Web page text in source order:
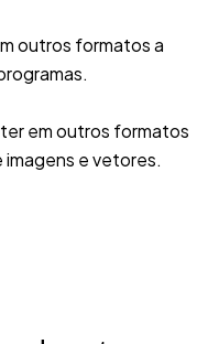
outros formatos a
em outros formatos
e vetores.